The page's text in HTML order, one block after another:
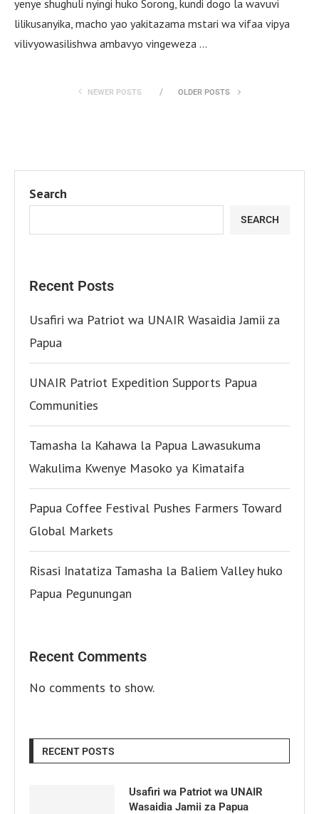
yenye shughuli nyingi huko Sorong, kundi dogo la wavuvi
lilikusanyika, macho yao yakitazama mstari wa vifaa vipya
vilivyowasilishwa ambavyo vingeweza …
NEWER POSTS OLDER POSTS
Search
SEARCH
Recent Posts
Usafiri wa Patriot wa UNAIR Wasaidia Jamii za
Papua
UNAIR Patriot Expedition Supports Papua
Communities
Tamasha la Kahawa la Papua Lawasukuma
Wakulima Kwenye Masoko ya Kimataifa
Papua Coffee Festival Pushes Farmers Toward
Global Markets
Risasi Inatatiza Tamasha la Baliem Valley huko
Papua Pegunungan
Recent Comments
No comments to show.
RECENT POSTS
Usafiri wa Patriot wa UNAIR
Wasaidia Jamii za Papua